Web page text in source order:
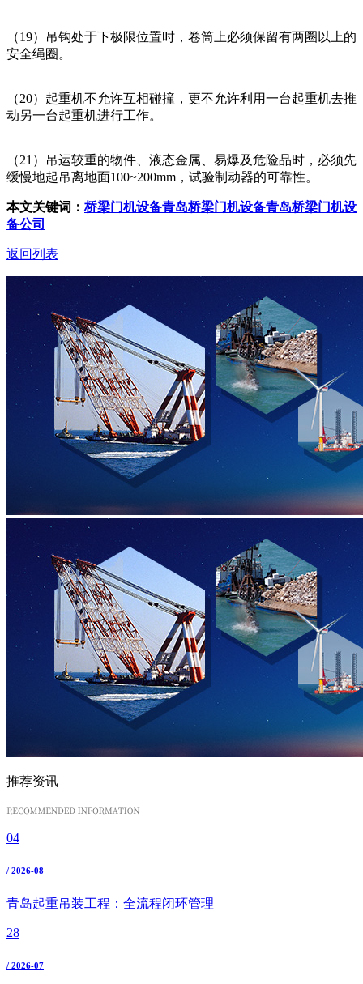
（19）吊钩处于下极限位置时，卷筒上必须保留有两圈以上的
安全绳圈。
（20）起重机不允许互相碰撞，更不允许利用一台起重机去推
动另一台起重机进行工作。
（21）吊运较重的物件、液态金属、易爆及危险品时，必须先
缓慢地起吊离地面100~200mm，试验制动器的可靠性。
本文关键词： 桥梁门机设备青岛桥梁门机设备青岛桥梁门机设
备公司
返回列表
推荐资讯
04
/ 2026-08
青岛起重吊装工程：全流程闭环管理
28
/ 2026-07